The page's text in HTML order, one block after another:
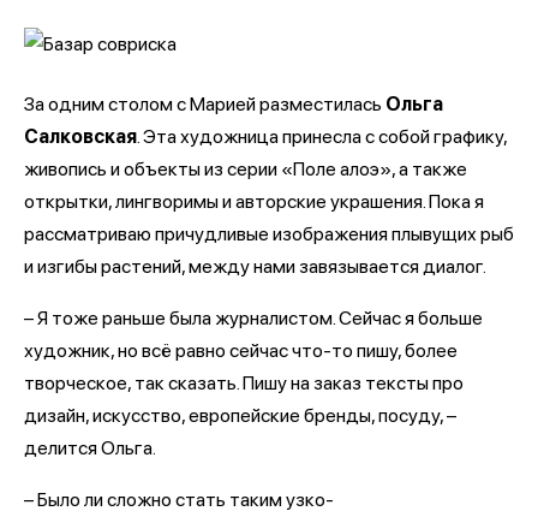
За одним столом с Марией разместилась Ольга
Салковская . Эта художница принесла с собой графику,
живопись и объекты из серии «Поле алоэ», а также
открытки, лингворимы и авторские украшения. Пока я
рассматриваю причудливые изображения плывущих рыб
и изгибы растений, между нами завязывается диалог.
– Я тоже раньше была журналистом. Сейчас я больше
художник, но всё равно сейчас что-то пишу, более
творческое, так сказать. Пишу на заказ тексты про
дизайн, искусство, европейские бренды, посуду, –
делится Ольга.
– Было ли сложно стать таким узко-